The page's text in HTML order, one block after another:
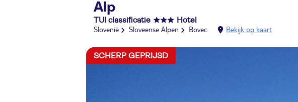
Alp
TUI classificatie Hotel
Slovenië Sloveense Alpen Bovec Bekijk op kaart
SCHERP GEPRIJSD